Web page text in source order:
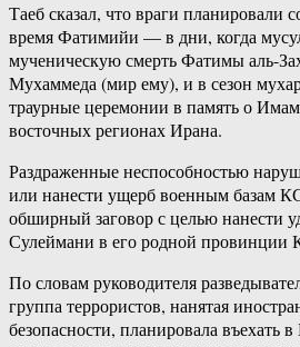
Таеб сказал, что враги планировали
время Фатимийи — в дни, когда
мученическую смерть Фатимы аль-
Мухаммеда (мир ему), и в сезон
траурные церемонии в память о
восточных регионах Ирана.
Раздраженные неспособностью
или нанести ущерб военным базам
обширный заговор с целью нанести
Сулеймани в его родной провинции
По словам руководителя
группа террористов, нанятая
безопасности, планировала